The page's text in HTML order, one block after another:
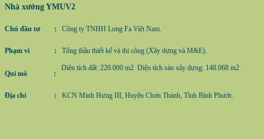
Nhà xưởng YMUV2
Chủ đầu tư : Công ty TNHH Long Fa Việt Nam.
Phạm vi : Tổng thầu thiết kế và thi công (Xây dựng và M&E).
Qui mô :
Diện tích đất: 220.000 m2. Diện tích sàn xây dựng: 148.068 m2.
Địa chỉ : KCN Minh Hưng III, Huyện Chơn Thành, Tỉnh Bình Phước.